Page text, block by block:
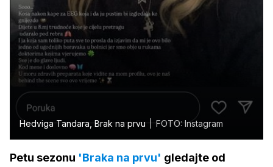
Hedviga Tandara, Brak na prvu FOTO: Instagram
Petu sezonu 'Braka na prvu' gledajte od